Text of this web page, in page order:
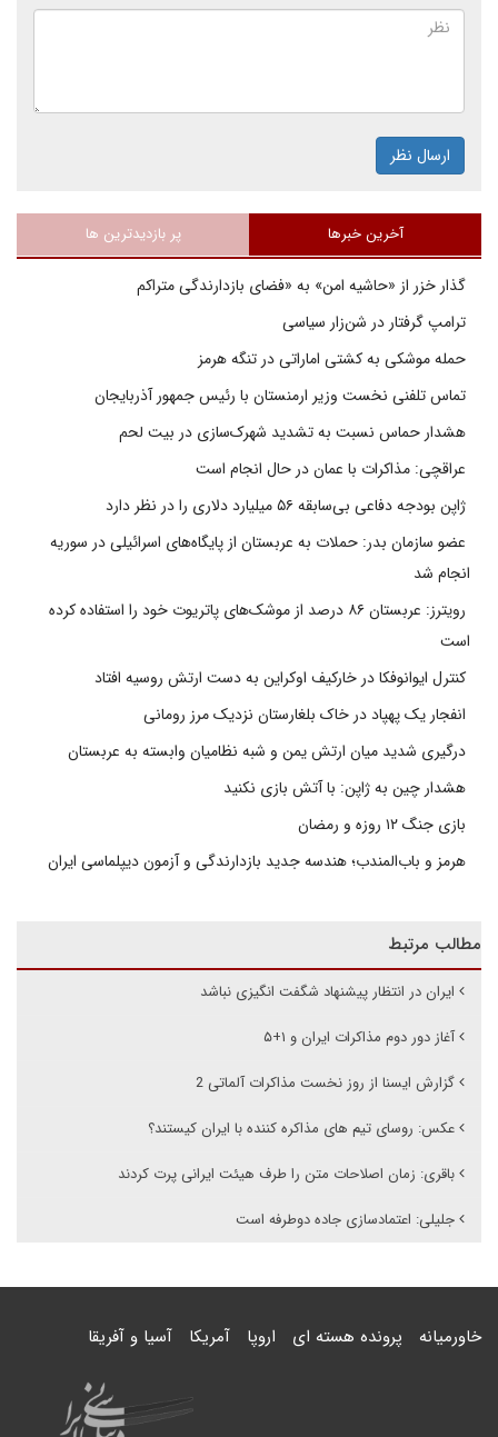
ارسال نظر
آخرین خبرها پر بازدیدترین ها
گذار خزر از «حاشیه امن» به «فضای بازدارندگی متراکم
ترامپ گرفتار در شن‌زار سیاسی
حمله موشکی به کشتی اماراتی در تنگه هرمز
تماس تلفنی نخست وزیر ارمنستان با رئیس جمهور آذربایجان
هشدار حماس نسبت به تشدید شهرک‌سازی در بیت‌ لحم
عراقچی: مذاکرات با عمان در حال انجام است
ژاپن بودجه دفاعی بی‌سابقه ۵۶ میلیارد دلاری را در نظر دارد
عضو سازمان بدر: حملات به عربستان از پایگاه‌های اسرائیلی در سوریه
انجام شد
رویترز: عربستان ۸۶ درصد از موشک‌های پاتریوت خود را استفاده کرده
است
کنترل ایوانوفکا در خارکیف اوکراین به دست ارتش روسیه افتاد
انفجار یک پهپاد در خاک بلغارستان نزدیک مرز رومانی
درگیری شدید میان ارتش یمن و شبه نظامیان وابسته به عربستان
هشدار چین به ژاپن: با آتش بازی نکنید
بازی جنگ ۱۲ روزه و رمضان
هرمز و باب‌المندب؛ هندسه جدید بازدارندگی و آزمون دیپلماسی ایران
مطالب مرتبط
ایران در انتظار پیشنهاد شگفت انگیزی نباشد
آغاز دور دوم مذاکرات ایران و ۱+۵
گزارش ایسنا از روز نخست مذاکرات آلماتی 2
عکس: روسای تیم های مذاکره کننده با ایران کیستند؟
باقری: زمان اصلاحات متن را طرف هیئت ایرانی پرت کردند
جلیلی: اعتمادسازی جاده دوطرفه است
خاورمیانه پرونده هسته ای اروپا آمریکا آسیا و آفریقا